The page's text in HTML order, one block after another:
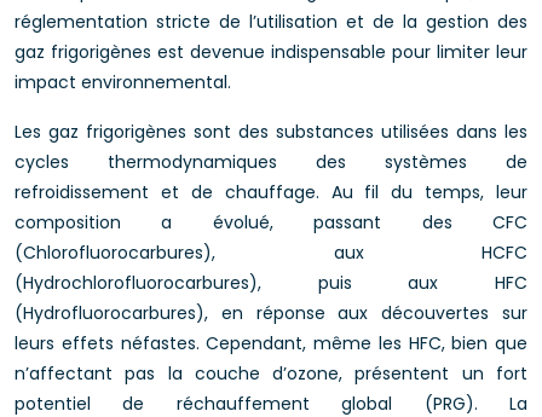
réglementation stricte de l’utilisation et de la gestion des
gaz frigorigènes est devenue indispensable pour limiter leur
impact environnemental.
Les gaz frigorigènes sont des substances utilisées dans les
cycles thermodynamiques des systèmes de
refroidissement et de chauffage. Au fil du temps, leur
composition a évolué, passant des CFC
(Chlorofluorocarbures), aux HCFC
(Hydrochlorofluorocarbures), puis aux HFC
(Hydrofluorocarbures), en réponse aux découvertes sur
leurs effets néfastes. Cependant, même les HFC, bien que
n’affectant pas la couche d’ozone, présentent un fort
potentiel de réchauffement global (PRG). La